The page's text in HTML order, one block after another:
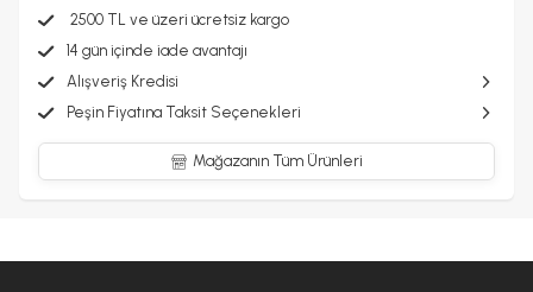
2500 TL ve üzeri ücretsiz kargo
14 gün içinde iade avantajı
Alışveriş Kredisi
Peşin Fiyatına Taksit Seçenekleri
Mağazanın Tüm Ürünleri